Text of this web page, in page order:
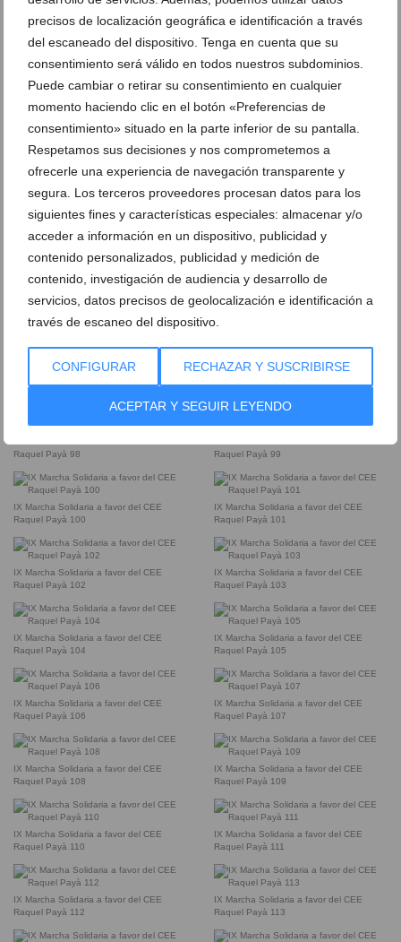
precisos de localización geográfica e identificación a través
del escaneado del dispositivo. Tenga en cuenta que su
consentimiento será válido en todos nuestros subdominios.
Puede cambiar o retirar su consentimiento en cualquier
momento haciendo clic en el botón «Preferencias de
consentimiento» situado en la parte inferior de su pantalla.
Respetamos sus decisiones y nos comprometemos a
ofrecerle una experiencia de navegación transparente y
segura. Los terceros proveedores procesan datos para los
siguientes fines y características especiales: almacenar y/o
acceder a información en un dispositivo, publicidad y
contenido personalizados, publicidad y medición de
contenido, investigación de audiencia y desarrollo de
servicios, datos precisos de geolocalización e identificación a
través de escaneo del dispositivo.
CONFIGURAR RECHAZAR Y SUSCRIBIRSE
ACEPTAR Y SEGUIR LEYENDO
IX Marcha Solidaria a favor del CEE
Raquel Payà 86
IX Marcha Solidaria a favor del CEE
Raquel Payà 87
IX Marcha Solidaria a favor del CEE
Raquel Payà 88
IX Marcha Solidaria a favor del CEE
Raquel Payà 89
IX Marcha Solidaria a favor del CEE
Raquel Payà 90
IX Marcha Solidaria a favor del CEE
Raquel Payà 91
Raquel Payà 92
IX Marcha Solidaria a favor del CEE
Raquel Payà 93
IX Marcha Solidaria a favor del CEE
Raquel Payà 94
Raquel Payà 95
Raquel Payà 96
Raquel Payà 98
Raquel Payà 99
IX Marcha Solidaria a favor del CEE
Raquel Payà 100
IX Marcha Solidaria a favor del CEE
Raquel Payà 101
IX Marcha Solidaria a favor del CEE
Raquel Payà 102
IX Marcha Solidaria a favor del CEE
Raquel Payà 103
IX Marcha Solidaria a favor del CEE
Raquel Payà 104
IX Marcha Solidaria a favor del CEE
Raquel Payà 105
IX Marcha Solidaria a favor del CEE
Raquel Payà 106
IX Marcha Solidaria a favor del CEE
Raquel Payà 107
IX Marcha Solidaria a favor del CEE
Raquel Payà 108
IX Marcha Solidaria a favor del CEE
Raquel Payà 109
IX Marcha Solidaria a favor del CEE
Raquel Payà 110
IX Marcha Solidaria a favor del CEE
Raquel Payà 111
IX Marcha Solidaria a favor del CEE
Raquel Payà 112
IX Marcha Solidaria a favor del CEE
Raquel Payà 113